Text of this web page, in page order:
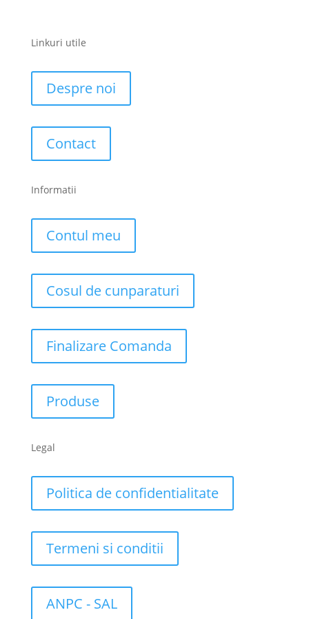
Linkuri utile
Despre noi
Contact
Informatii
Contul meu
Cosul de cunparaturi
Finalizare Comanda
Produse
Legal
Politica de confidentialitate
Termeni si conditii
ANPC - SAL